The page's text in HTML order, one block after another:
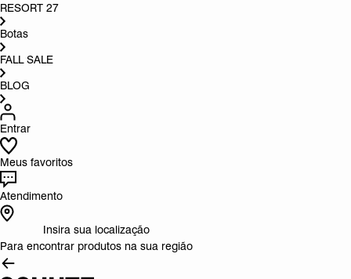
RESORT 27
Botas
FALL SALE
BLOG
Entrar
Meus favoritos
Atendimento
Insira sua localização
Para encontrar produtos na sua região